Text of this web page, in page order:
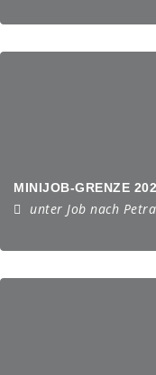
unter Job nach Petra